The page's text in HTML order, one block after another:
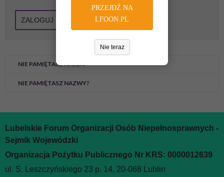
ZALOGUJ
NIE PAMIĘTASZ HASŁA?
NIE PAMIĘTASZ NAZWY?
Lubelskie Forum Organizacji Osób Niepełnosprawnych -
Sejmik Wojewódzki
Organizacja Pożytku Publicznego Nr KRS: 0000012639
ul. S. Leszczyńskiego 23 p. 14, 20-068 Lublin
PRZEJDŹ NA
LFOON.PL
Nie teraz